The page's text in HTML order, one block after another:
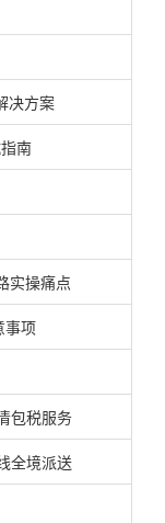
决方案
南
实操痛点
事项
包税服务
全境派送